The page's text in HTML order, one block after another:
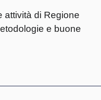
attività di Regione
e buone